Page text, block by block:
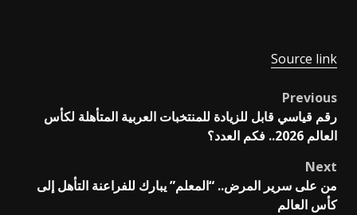
Source link
Post
navigation
Previous
رقم قياسي قابل للزيادة للمنتخبات العربية المتأهلة لكأس
العالم 2026.. فكم العدد؟
Next
من على سرير المرض.. “المعلم” يبارك للفراعنة التأهل إلى
كأس العالم